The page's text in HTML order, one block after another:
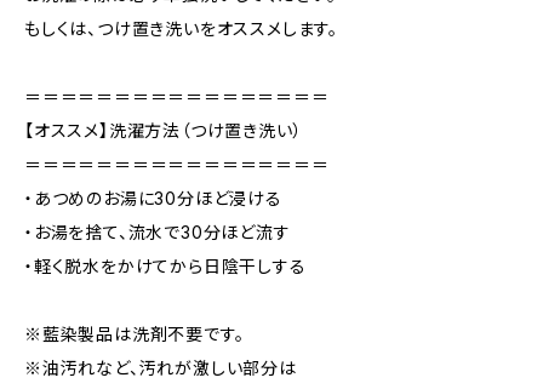
もしくは、つけ置き洗いをオススメします。
＝＝＝＝＝＝＝＝＝＝＝＝＝＝＝＝＝
【オススメ】洗濯方法（つけ置き洗い）
＝＝＝＝＝＝＝＝＝＝＝＝＝＝＝＝＝
・あつめのお湯に30分ほど浸ける
・お湯を捨て、流水で30分ほど流す
・軽く脱水をかけてから日陰干しする
※藍染製品は洗剤不要です。
※油汚れなど、汚れが激しい部分は